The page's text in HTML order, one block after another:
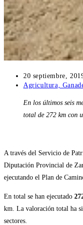
Publicación
de
entrada:
20 septiembre,
Categoría
la
entrada:
Agricultura,
En los últimos seis
total de 272 km con
A través del Servicio de
Diputación Provincial de
ejecutando el Plan de
En total se han ejecutado
km. La valoración total ha
sectores.